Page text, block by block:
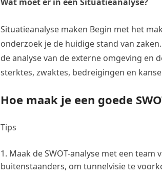
Situatieanalyse maken Begin met het
onderzoek je de huidige stand van
de analyse van de externe omgeving en
sterktes, zwaktes, bedreigingen en
Hoe maak je een goede
Tips
Maak de SWOT-analyse met een
buitenstaanders, om tunnelvisie te